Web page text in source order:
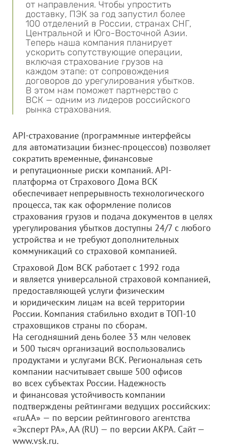
от направления. Чтобы упростить
доставку, ПЭК за год запустил более
100 отделений в России, странах СНГ,
Центральной и Юго-Восточной Азии.
Теперь наша компания планирует
ускорить сопутствующие операции,
включая страхование грузов на
каждом этапе: от сопровождения
договоров до урегулирования убытков.
В этом нам поможет партнерство с
ВСК — одним из лидеров российского
рынка страхования.
API-страхование (программные интерфейсы
для автоматизации бизнес-процессов) позволяет
сократить временные, финансовые
и репутационные риски компаний. API-
платформа от Страхового Дома ВСК
обеспечивает непрерывность технологического
процесса, так как оформление полисов
страхования грузов и подача документов в целях
урегулирования убытков доступны 24/7 с любого
устройства и не требуют дополнительных
коммуникаций со страховой компанией.
Страховой Дом ВСК работает с 1992 года
и является универсальной страховой компанией,
предоставляющей услуги физическим
и юридическим лицам на всей территории
России. Компания стабильно входит в ТОП-10
страховщиков страны по сборам.
На сегодняшний день более 33 млн человек
и 500 тысяч организаций воспользовались
продуктами и услугами ВСК. Региональная сеть
компании насчитывает свыше 500 офисов
во всех субъектах России. Надежность
и финансовая устойчивость компании
подтверждены рейтингами ведущих российских:
«ruAA» — по версии рейтингового агентства
«Эксперт РА», АА (RU) — по версии АКРА. Сайт —
www.vsk.ru.